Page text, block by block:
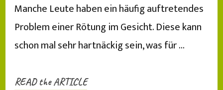
Manche Leute haben ein häufig auftretendes
Problem einer Rötung im Gesicht. Diese kann
schon mal sehr hartnäckig sein, was für …
READ the ARTICLE